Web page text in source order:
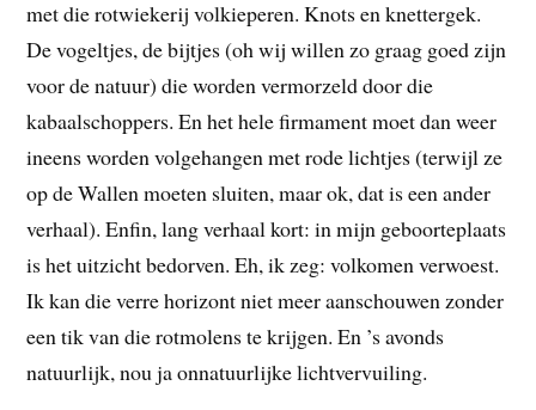
met die rotwiekerij volkieperen. Knots en knettergek.
De vogeltjes, de bijtjes (oh wij willen zo graag goed zijn
voor de natuur) die worden vermorzeld door die
kabaalschoppers. En het hele firmament moet dan weer
ineens worden volgehangen met rode lichtjes (terwijl ze
op de Wallen moeten sluiten, maar ok, dat is een ander
verhaal). Enfin, lang verhaal kort: in mijn geboorteplaats
is het uitzicht bedorven. Eh, ik zeg: volkomen verwoest.
Ik kan die verre horizont niet meer aanschouwen zonder
een tik van die rotmolens te krijgen. En ’s avonds
natuurlijk, nou ja onnatuurlijke lichtvervuiling.